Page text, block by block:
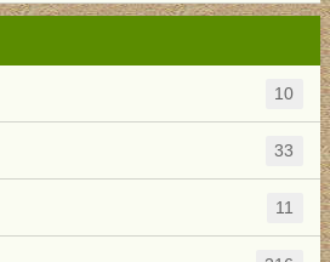
10
33
11